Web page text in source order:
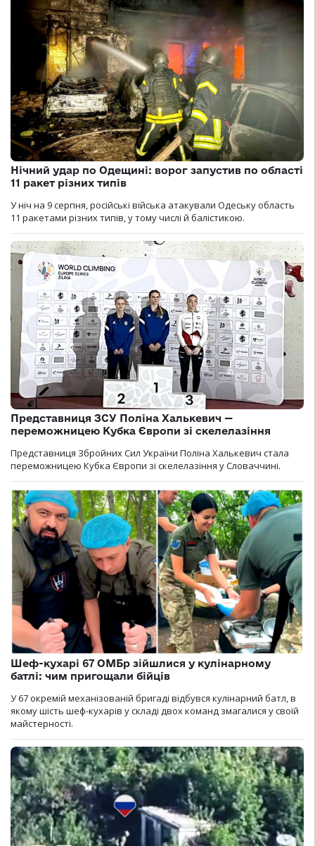
Нічний удар по Одещині: ворог запустив по області
11 ракет різних типів
У ніч на 9 серпня, російські війська атакували Одеську область
11 ракетами різних типів, у тому числі й балістикою.
Представниця ЗСУ Поліна Халькевич —
переможницею Кубка Європи зі скелелазіння
Представниця Збройних Сил України Поліна Халькевич стала
переможницею Кубка Європи зі скелелазіння у Словаччині.
Шеф-кухарі 67 ОМБр зійшлися у кулінарному
батлі: чим пригощали бійців
У 67 окремій механізованій бригаді відбувся кулінарний батл, в
якому шість шеф-кухарів у складі двох команд змагалися у своїй
майстерності.